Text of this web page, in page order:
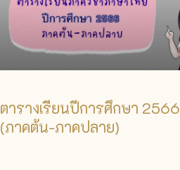
ตารางเรียนปีการศึกษา 2566
(ภาคต้น-ภาคปลาย)